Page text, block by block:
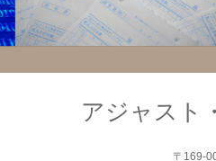
システム
アジャスト
〒169-